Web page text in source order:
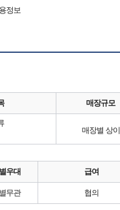
정보
매장규모
매장별 상이
우대 급여
무관 협의